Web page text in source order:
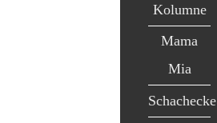
Kolumne
Mama
Mia
Schachecke